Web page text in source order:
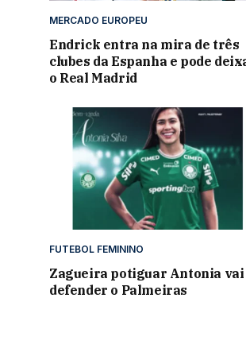
MERCADO EUROPEU
Endrick entra na mira de três
clubes da Espanha e pode
o Real Madrid
FUTEBOL FEMININO
Zagueira potiguar Antonia vai
defender o Palmeiras